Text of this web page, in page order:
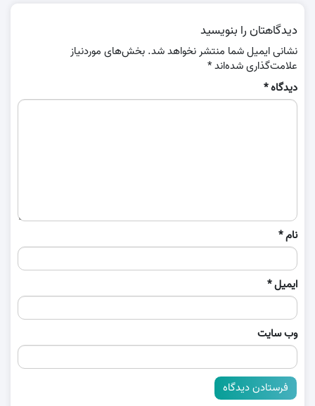
دیدگاهتان را بنویسید
نشانی ایمیل شما منتشر نخواهد شد. بخش‌های موردنیاز
علامت‌گذاری شده‌اند*
دیدگاه*
نام*
ایمیل*
وب‌ سایت